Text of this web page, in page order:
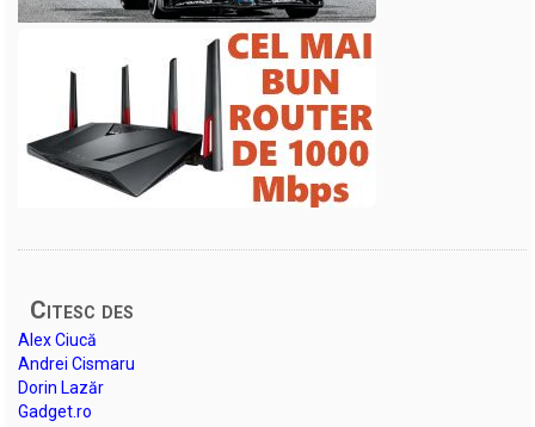
Citesc des
Alex Ciucă
Andrei Cismaru
Dorin Lazăr
Gadget.ro